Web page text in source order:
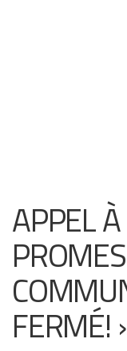
APPEL À
FERMÉ!